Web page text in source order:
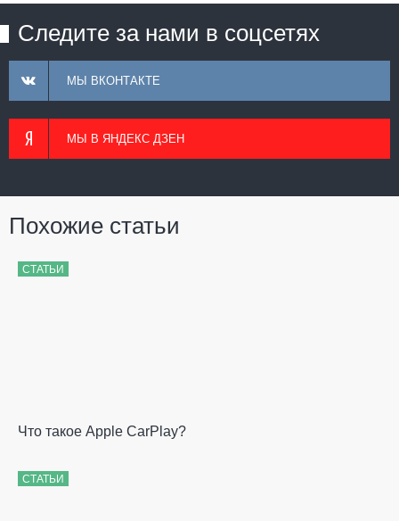
Следите за нами в соцсетях
МЫ ВКОНТАКТЕ
МЫ В ЯНДЕКС ДЗЕН
Похожие статьи
СТАТЬИ
Что такое Apple CarPlay?
СТАТЬИ